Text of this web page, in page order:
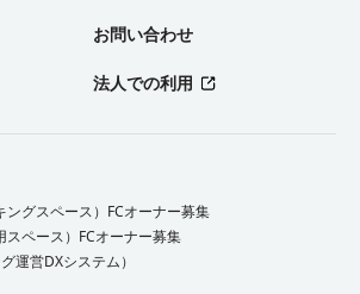
お問い合わせ
法人での利用
ングスペース）FCオーナー募集
ペース）FCオーナー募集
運営DXシステム）